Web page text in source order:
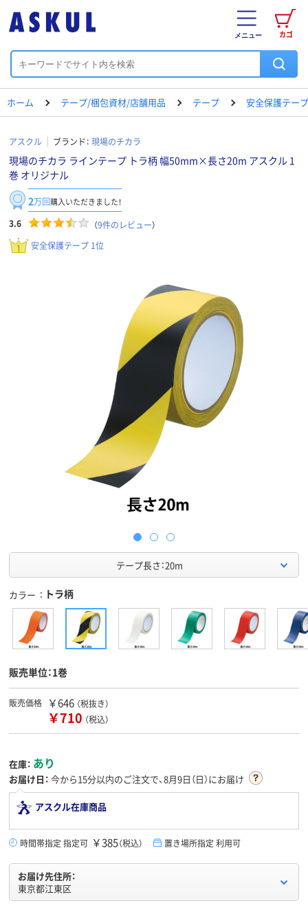
カゴ
メニュー
ホーム テープ/梱包資材/店舗用品 テープ 安全保護テープ
アスクル ブランド： 現場のチカラ
現場のチカラ ラインテープ トラ柄 幅50mm×長さ20m アスクル 1
巻 オリジナル
2万回購入いただきました！
3.6 （9件のレビュー）
安全保護テープ 1位
テープ長さ：20m
カラー トラ柄
販売単位：1巻
販売価格 ￥646 （税抜き）
￥710 （税込）
在庫： あり
お届け日： 今から15分以内のご注文で、8月9日（日）にお届け
アスクル在庫商品
時間帯指定 指定可 ￥385（税込） 置き場所指定 利用可
お届け先住所：
東京都江東区